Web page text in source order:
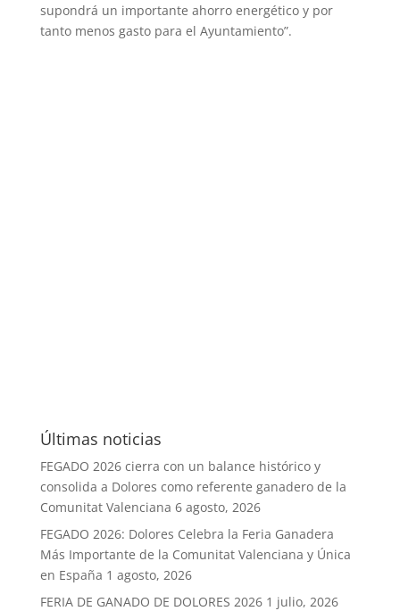
supondrá un importante ahorro energético y por
tanto menos gasto para el Ayuntamiento”.
Últimas noticias
FEGADO 2026 cierra con un balance histórico y
consolida a Dolores como referente ganadero de la
Comunitat Valenciana 6 agosto, 2026
FEGADO 2026: Dolores Celebra la Feria Ganadera
Más Importante de la Comunitat Valenciana y Única
en España 1 agosto, 2026
FERIA DE GANADO DE DOLORES 2026 1 julio, 2026